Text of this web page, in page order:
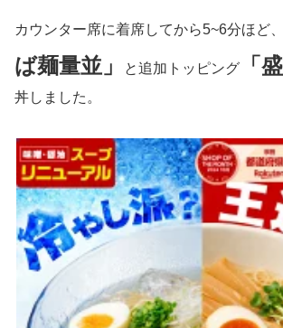
カウンター席に着席してから5~6分ほど、
ば麺量並」
と追加トッピング 「
丼しました。